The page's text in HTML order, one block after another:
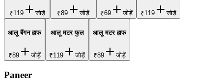
₹119 जोड़ें ₹89 जोड़ें ₹69 जोड़ें ₹119 जोड़ें
आलू बैंगन हाफ
₹89 जोड़ें
आलू मटर फुल
₹119 जोड़ें
आलू मटर हाफ
₹89 जोड़ें
Paneer